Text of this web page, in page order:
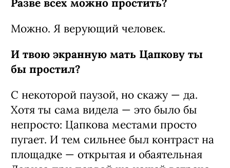
Героиня Аксеновой идет по пути
мести своим обидчикам. Ты
поступил бы так же?
Я не мстительный и не обидчивый…
…но делаешь выводы?